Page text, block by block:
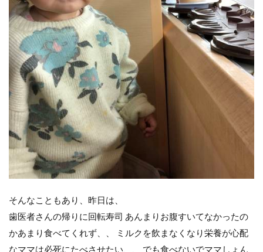
そんなこともあり、昨日は、
歯医者さんの帰りに回転寿司 あんまりお腹すいてなかったの
かあまり食べてくれず、、 ミルクを飲まなくなり栄養が心配
なママは必死にたべさせたい、、 でも食べないでママしょん